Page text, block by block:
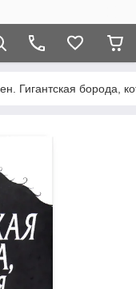
Гигантская борода,